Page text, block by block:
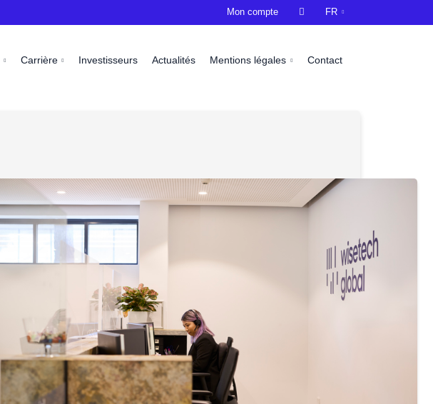
Carrière Investisseurs Actualités Mentions légales Contact
Mon compte  FR